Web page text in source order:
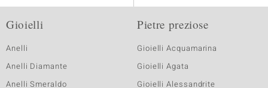
Gioielli
Anelli
Anelli Diamante
Anelli Smeraldo
Pietre preziose
Gioielli Acquamarina
Gioielli Agata
Gioielli Alessandrite